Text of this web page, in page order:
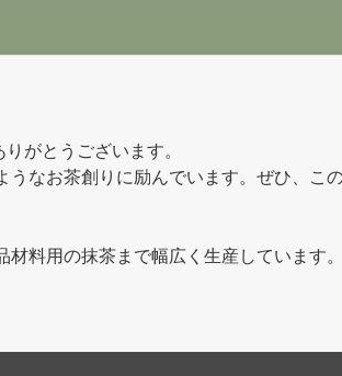
がとうございます。
なお茶創りに励んでいます。ぜひ、こ
料用の抹茶まで幅広く生産しています。